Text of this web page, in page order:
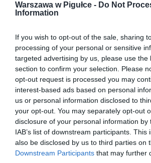
Warszawa w Pigułce - Do Not
Information
If you wish to opt-out of the sale, sharing
processing of your personal or sensitive
targeted advertising by us, please use the
section to confirm your selection. Please
opt-out request is processed you may
interest-based ads based on personal
us or personal information disclosed to
your opt-out. You may separately opt-out
disclosure of your personal information by
IAB’s list of downstream participants. This
also be disclosed by us to third parties on
Downstream Participants that may further